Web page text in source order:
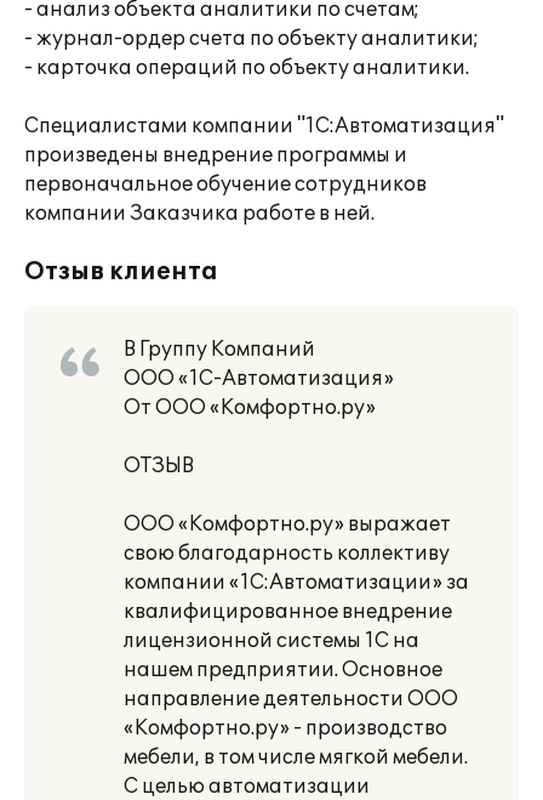
- анализ объекта аналитики по счетам;
- журнал-ордер счета по объекту аналитики;
- карточка операций по объекту аналитики.
Специалистами компании "1С:Автоматизация"
произведены внедрение программы и
первоначальное обучение сотрудников
компании Заказчика работе в ней.
Отзыв клиента
В Группу Компаний
ООО «1С-Автоматизация»
От ООО «Комфортно.ру»
ОТЗЫВ
ООО «Комфортно.ру» выражает
свою благодарность коллективу
компании «1С:Автоматизации» за
квалифицированное внедрение
лицензионной системы 1С на
нашем предприятии. Основное
направление деятельности ООО
«Комфортно.ру» - производство
мебели, в том числе мягкой мебели.
С целью автоматизации